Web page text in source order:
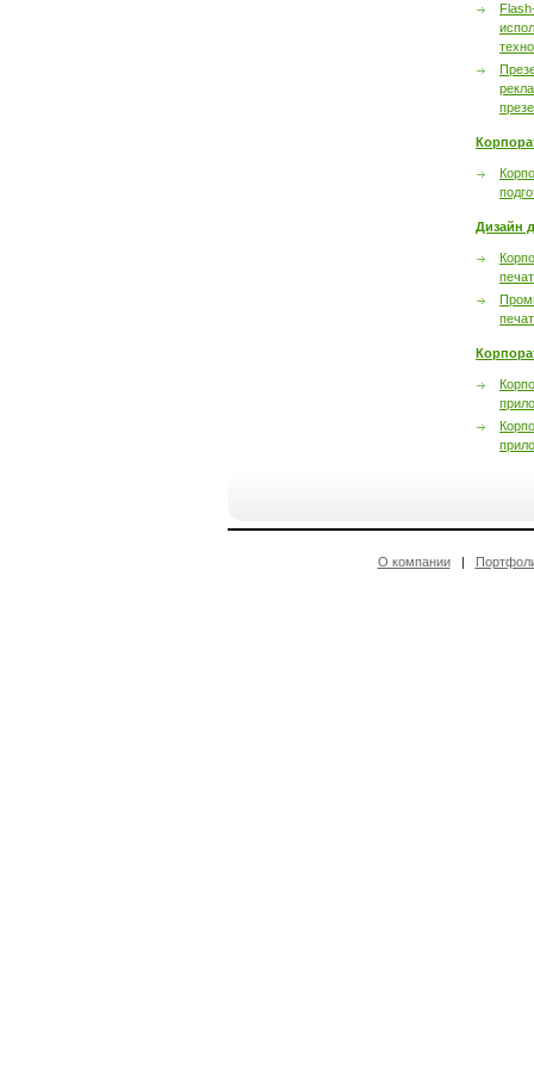
Дизайн
О компании|